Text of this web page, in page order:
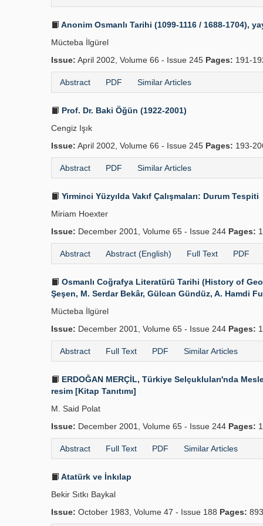
Anonim Osmanlı Tarihi (1099-1116 / 1688-1704),
Mücteba İlgürel
Issue: April 2002, Volume 66 - Issue 245 Pages: 191-
Abstract PDF Similar Articles
Prof. Dr. Baki Öğün (1922-2001)
Cengiz Işık
Issue: April 2002, Volume 66 - Issue 245 Pages: 193-
Abstract PDF Similar Articles
Yirminci Yüzyılda Vakıf Çalışmaları: Durum Tespiti
Miriam Hoexter
Issue: December 2001, Volume 65 - Issue 244 Pages:
Abstract Abstract (English) Full Text PDF
Osmanlı Coğrafya Literatürü Tarihi (History of
Şeşen, M. Serdar Bekâr, Gülcan Gündüz, A. Hamdi
Mücteba İlgürel
Issue: December 2001, Volume 65 - Issue 244 Pages:
Abstract Full Text PDF Similar Articles
ERDOĞAN MERÇİL, Türkiye Selçukluları'nda
resim [Kitap Tanıtımı]
M. Said Polat
Issue: December 2001, Volume 65 - Issue 244 Pages:
Abstract Full Text PDF Similar Articles
Atatürk ve İnkılap
Bekir Sıtkı Baykal
Issue: October 1983, Volume 47 - Issue 188 Pages: